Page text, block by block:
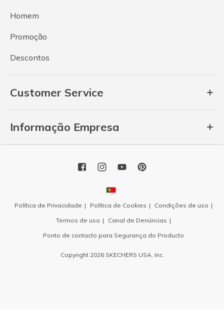
Homem
Promoção
Descontos
Customer Service
Informação Empresa
Política de Privacidade Política de Cookies
Condições de uso
Termos de uso
Canal de Denúncias
Ponto de contacto para Segurança do Producto
Copyright 2026 SKECHERS USA, Inc.